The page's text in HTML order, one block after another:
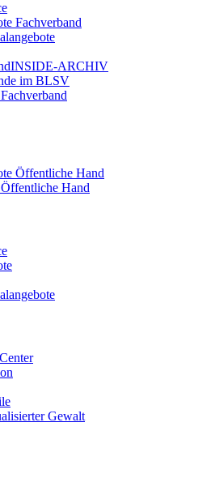
Fachverband
ARCHIV
im BLSV
Öffent­li­che Hand
Hand
Gewalt